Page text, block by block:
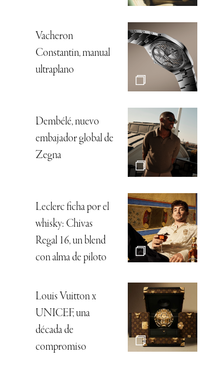
Vacheron
Constantin, manual
ultraplano
Dembélé, nuevo
embajador global de
Zegna
Leclerc ficha por el
whisky: Chivas
Regal 16, un blend
con alma de piloto
Louis Vuitton x
UNICEF, una
década de
compromiso